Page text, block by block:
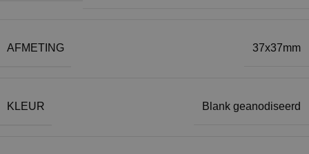
AFMETING 37x37mm
KLEUR Blank geanodiseerd